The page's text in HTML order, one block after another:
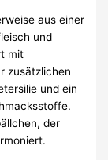
aus einer
und
mit
zusätzlichen
und ein
der